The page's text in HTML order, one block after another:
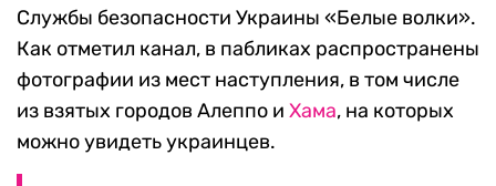
Службы безопасности Украины «Белые волки».
Как отметил канал, в пабликах распространены
фотографии из мест наступления, в том числе
из взятых городов Алеппо и Хама, на которых
можно увидеть украинцев.